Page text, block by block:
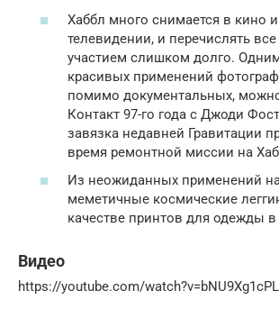
Хаббл много снимается в кино
телевидении, и перечислять
участием слишком долго.
красивых применений
помимо документальных,
Контакт 97-го года с Джоди
завязка недавней Гравитации
время ремонтной миссии на
Из неожиданных применений
меметичные космические
качестве принтов для одежды
Видео
https://youtube.com/